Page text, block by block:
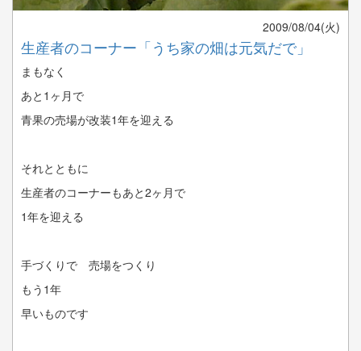
2009/08/04(火)
生産者のコーナー「うち家の畑は元気だで」
まもなく
あと1ヶ月で
青果の売場が改装1年を迎える
それとともに
生産者のコーナーもあと2ヶ月で
1年を迎える
手づくりで 売場をつくり
もう1年
早いものです